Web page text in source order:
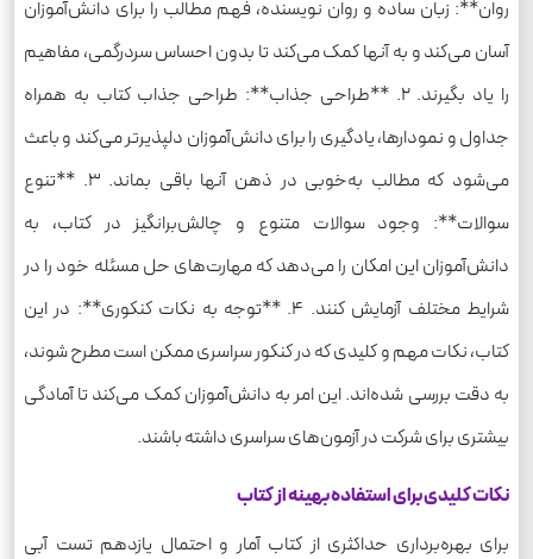
روان**: زبان ساده و روان نویسنده، فهم مطالب را برای دانش‌آموزان
آسان می‌کند و به آنها کمک می‌کند تا بدون احساس سردرگمی، مفاهیم
را یاد بگیرند. 2. **طراحی جذاب**: طراحی جذاب کتاب به همراه
جداول و نمودارها، یادگیری را برای دانش‌آموزان دلپذیرتر می‌کند و باعث
می‌شود که مطالب به‌خوبی در ذهن آنها باقی بماند. 3. **تنوع
سوالات**: وجود سوالات متنوع و چالش‌برانگیز در کتاب، به
دانش‌آموزان این امکان را می‌دهد که مهارت‌های حل مسئله خود را در
شرایط مختلف آزمایش کنند. 4. **توجه به نکات کنکوری**: در این
کتاب، نکات مهم و کلیدی که در کنکور سراسری ممکن است مطرح شوند،
به دقت بررسی شده‌اند. این امر به دانش‌آموزان کمک می‌کند تا آمادگی
بیشتری برای شرکت در آزمون‌های سراسری داشته باشند.
نکات کلیدی برای استفاده بهینه از کتاب
برای بهره‌برداری حداکثری از کتاب آمار و احتمال یازدهم تست آبی